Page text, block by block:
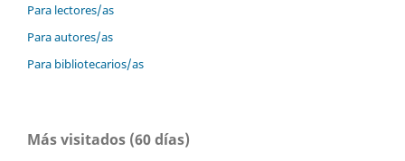
Para lectores/as
Para autores/as
Para bibliotecarios/as
Más visitados (60 días)